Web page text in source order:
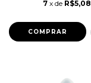
7 x de R$5,08